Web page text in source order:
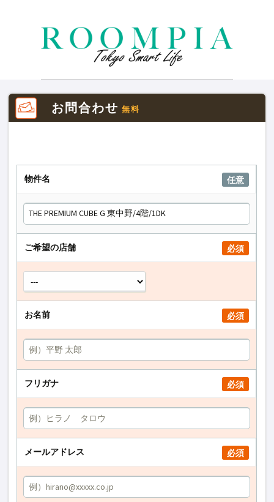
お問合わせ 無料
物件名 任意
ご希望の店舗 必須
お名前 必須
フリガナ 必須
メールアドレス 必須